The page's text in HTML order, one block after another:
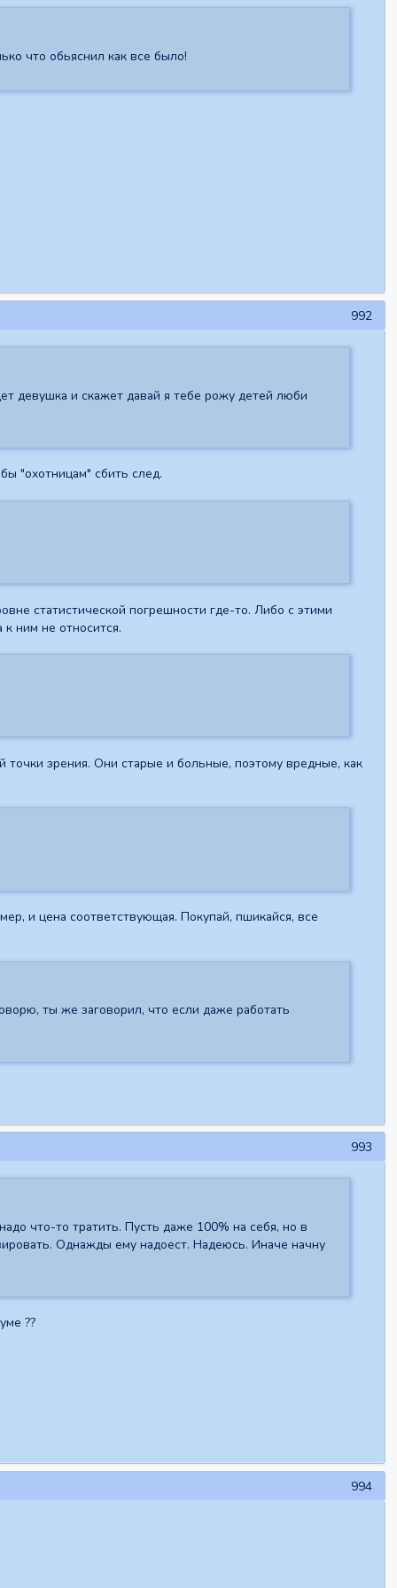
что обьяснил как все было!
992
девушка и скажет давай я тебе рожу детей люби
"охотницам" сбить след.
статистической погрешности где-то. Либо с этими
ним не относится.
зрения. Они старые и больные, поэтому вредные, как
и цена соответствующая. Покупай, пшикайся, все
ты же заговорил, что если даже работать
993
что-то тратить. Пусть даже 100% на себя, но в
Однажды ему надоест. Надеюсь. Иначе начну
??
994